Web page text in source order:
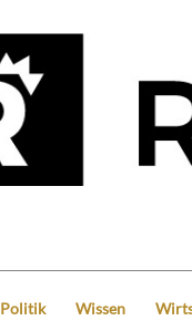
Politik Wissen